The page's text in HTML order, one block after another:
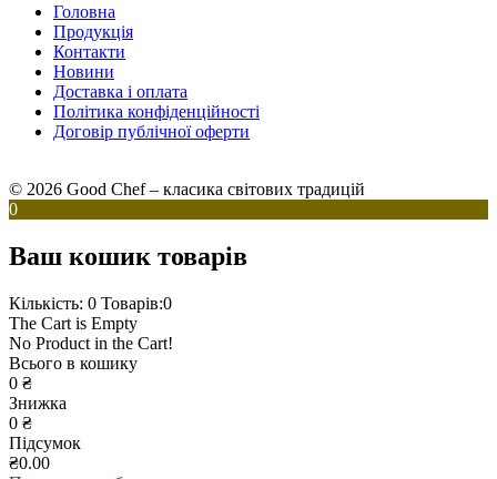
Головна
Продукція
Контакти
Новини
Доставка і оплата
Політика конфіденційності
Договір публічної оферти
© 2026 Good Chef – класика світових традицій
0
Ваш кошик товарів
Кількість: 0 Товарів:0
The Cart is Empty
No Product in the Cart!
Всього в кошику
0 ₴
Знижка
0 ₴
Підсумок
₴0.00